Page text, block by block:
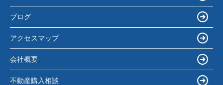
ブログ
アクセスマップ
会社概要
不動産購入相談